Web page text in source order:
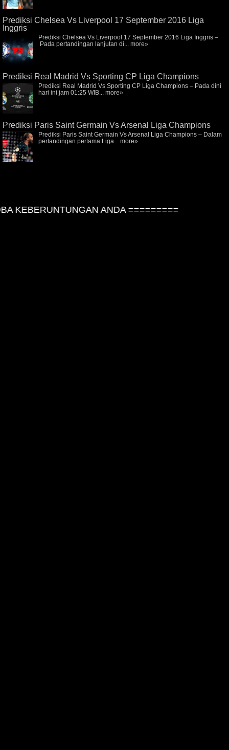
Prediksi Chelsea Vs Liverpool 17 September 2016 Liga
Inggris
Prediksi Chelsea Vs Liverpool 17 September 2016 Liga Inggris –
Pada pertandingan lanjutan di... more»
Prediksi Real Madrid Vs Sporting CP Liga Champions
Prediksi Real Madrid Vs Sporting CP Liga Champions – Pada dini
hari ini jam 01:25 WIB... more»
Prediksi Paris Saint Germain Vs Arsenal Liga Champions
Prediksi Paris Saint Germain Vs Arsenal Liga Champions – Dalam
pertandingan pertama Liga... more»
KEBERUNTUNGAN ANDA =========